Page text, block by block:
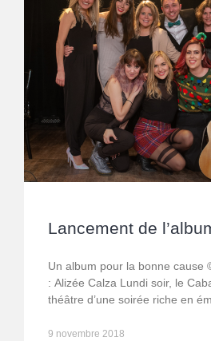
Lancement de
Un album pour la bonne cause
: Alizée Calza Lundi soir, le
théâtre d’une soirée riche en
9 novembre 2018